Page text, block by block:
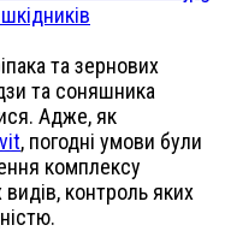
та зернових
та соняшника
Адже, як
, погодні умови були
комплексу
контроль яких